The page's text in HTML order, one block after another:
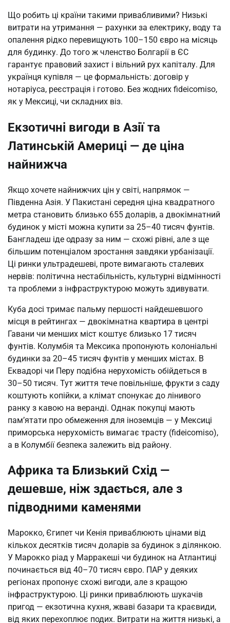
Що робить ці країни такими привабливими? Низькі
витрати на утримання — рахунки за електрику, воду та
опалення рідко перевищують 100–150 євро на місяць
для будинку. До того ж членство Болгарії в ЄС
гарантує правовий захист і вільний рух капіталу. Для
українця купівля — це формальність: договір у
нотаріуса, реєстрація і готово. Без жодних fideicomiso,
як у Мексиці, чи складних віз.
Екзотичні вигоди в Азії та
Латинській Америці — де ціна
найнижча
Якщо хочете найнижчих цін у світі, напрямок —
Південна Азія. У Пакистані середня ціна квадратного
метра становить близько 655 доларів, а двокімнатний
будинок у місті можна купити за 25–40 тисяч фунтів.
Бангладеш іде одразу за ним — схожі рівні, але з ще
більшим потенціалом зростання завдяки урбанізації.
Ці ринки ультрадешеві, проте вимагають сталевих
нервів: політична нестабільність, культурні відмінності
та проблеми з інфраструктурою можуть здивувати.
Куба досі тримає пальму першості найдешевшого
місця в рейтингах — двокімнатна квартира в центрі
Гавани чи менших міст коштує близько 17 тисяч
фунтів. Колумбія та Мексика пропонують колоніальні
будинки за 20–45 тисяч фунтів у менших містах. В
Еквадорі чи Перу подібна нерухомість обійдеться в
30–50 тисяч. Тут життя тече повільніше, фрукти з саду
коштують копійки, а клімат спонукає до лінивого
ранку з кавою на веранді. Однак покупці мають
пам’ятати про обмеження для іноземців — у Мексиці
приморська нерухомість вимагає трасту (fideicomiso),
а в Колумбії безпека залежить від району.
Африка та Близький Схід —
дешевше, ніж здається, але з
підводними каменями
Марокко, Єгипет чи Кенія приваблюють цінами від
кількох десятків тисяч доларів за будинок з ділянкою.
У Марокко ріад у Марракеші чи будинок на Атлантиці
починається від 40–70 тисяч євро. ПАР у деяких
регіонах пропонує схожі вигоди, але з кращою
інфраструктурою. Ці ринки приваблюють шукачів
пригод — екзотична кухня, жваві базари та краєвиди,
від яких перехоплює подих. Витрати на життя низькі, а